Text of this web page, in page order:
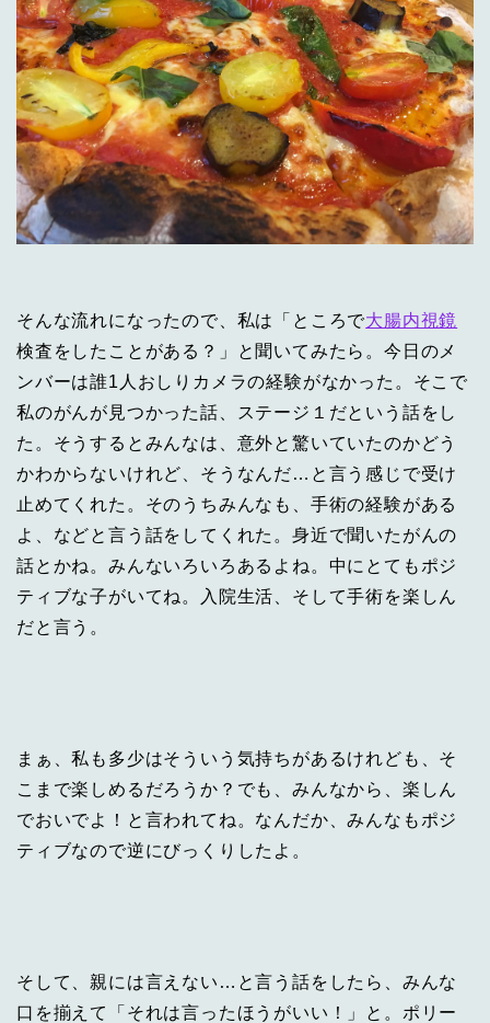
そんな流れになったので、私は「ところで大腸内視鏡
検査をしたことがある？」と聞いてみたら。今日のメ
ンバーは誰1人おしりカメラの経験がなかった。そこで
私のがんが見つかった話、ステージ１だという話をし
た。そうするとみんなは、意外と驚いていたのかどう
かわからないけれど、そうなんだ…と言う感じで受け
止めてくれた。そのうちみんなも、手術の経験がある
よ、などと言う話をしてくれた。身近で聞いたがんの
話とかね。みんないろいろあるよね。中にとてもポジ
ティブな子がいてね。入院生活、そして手術を楽しん
だと言う。
まぁ、私も多少はそういう気持ちがあるけれども、そ
こまで楽しめるだろうか？でも、みんなから、楽しん
でおいでよ！と言われてね。なんだか、みんなもポジ
ティブなので逆にびっくりしたよ。
そして、親には言えない…と言う話をしたら、みんな
口を揃えて「それは言ったほうがいい！」と。ポリー